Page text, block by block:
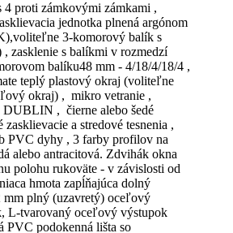
proti zámkovými zámkami ,
jednotka plnená argónom
3-komorový balík s
zasklenie s balíkmi v rozmedzí
balíku48 mm - 4/18/4/18/4 ,
teplý plastový okraj (voliteľne
okraj) , mikro vetranie ,
, čierne alebo šedé
a stredové tesnenia ,
PVC dyhy , 3 farby profilov na
alebo antracitová. Zdvihák okna
polohu rukoväte - v závislosti od
hmota zapĺňajúca dolný
plný (uzavretý) oceľový
L-tvarovaný oceľový výstupok
PVC podokenná lišta so